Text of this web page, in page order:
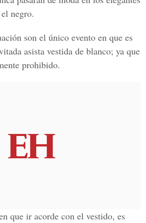
negro.
son el único evento en que es
asista vestida de blanco; ya que
prohibido.
que ir acorde con el vestido, es